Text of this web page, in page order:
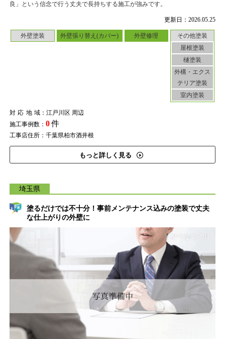
更新日：2026.05.25
外壁塗装 外壁張り替え(カバー) 外壁修理
その他塗装
屋根塗装
樋塗装
外構・エクス
テリア塗装
室内塗装
対応地域：江戸川区 周辺
施工事例数： 0件
工事店住所：千葉県柏市酒井根
もっと詳しく見る
良」という信念で行う丈夫で長持ちする施工が強みです。
埼玉県
塗るだけでは不十分！事前メンテナンス込みの塗装で丈夫
な仕上がりの外壁に